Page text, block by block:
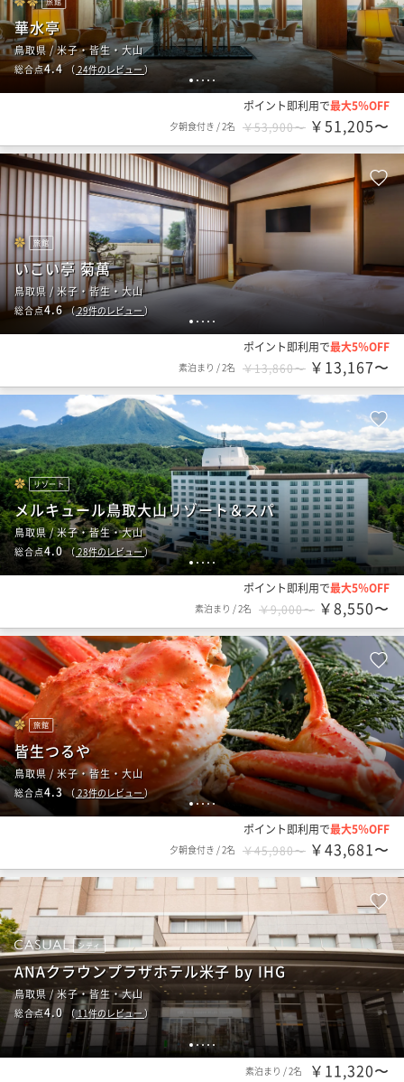
1 2 345
華水亭
鳥取県 / 米子・皆生・大山
総合点4.4（ 24件のレビュー）
ポイント即利用で最大5％OFF
夕朝食付き /2名 ￥53,900〜 ￥51,205〜
1 2 3 4 5
旅館
いこい亭 菊萬
鳥取県 / 米子・皆生・大山
総合点4.6 （29件のレビュー）
ポイント即利用で最大5％OFF
素泊まり /2名 ￥13,860〜 ￥13,167〜
1 234 5
リゾート
メルキュール鳥取大山リゾート＆スパ
鳥取県 / 米子・皆生・大山
総合点4.0（28件のレビュー）
ポイント即利用で最大5％OFF
素泊まり /2名 ￥9,000〜 ￥8,550〜
12345
旅館
皆生つるや
鳥取県 / 米子・皆生・大山
総合点4.3（ 23件のレビュー）
ポイント即利用で最大5％OFF
夕朝食付き /2名 ￥45,980〜 ￥43,681〜
1 2345
シティ
ANAクラウンプラザホテル米子 by IHG
鳥取県 / 米子・皆生・大山
総合点4.0（11件のレビュー）
素泊まり /2名 ￥11,320〜